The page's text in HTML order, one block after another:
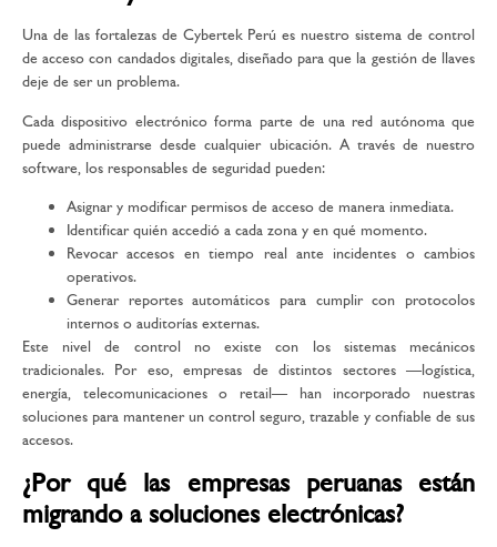
Una de las fortalezas de Cybertek Perú es nuestro sistema de control
de acceso con candados digitales, diseñado para que la gestión de llaves
deje de ser un problema.
Cada dispositivo electrónico forma parte de una red autónoma que
puede administrarse desde cualquier ubicación. A través de nuestro
software, los responsables de seguridad pueden:
Asignar y modificar permisos de acceso de manera inmediata.
Identificar quién accedió a cada zona y en qué momento.
Revocar accesos en tiempo real ante incidentes o cambios
operativos.
Generar reportes automáticos para cumplir con protocolos
internos o auditorías externas.
Este nivel de control no existe con los sistemas mecánicos
tradicionales. Por eso, empresas de distintos sectores —logística,
energía, telecomunicaciones o retail— han incorporado nuestras
soluciones para mantener un control seguro, trazable y confiable de sus
accesos.
¿Por qué las empresas peruanas están
migrando a soluciones electrónicas?